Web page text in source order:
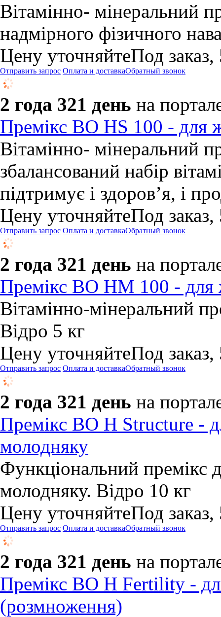
Вітамінно- мінеральний
надмірного фізичного
Цену уточняйтеПод
Отправить запрос Оплата и доставкаОбратный звонок
2 года 321 день на
Премікс BO HS 100 - для
Вітамінно- мінеральний
збалансований набір
підтримує і здоров’я, і
Цену уточняйтеПод
Отправить запрос Оплата и доставкаОбратный звонок
2 года 321 день на
Премікс BO HM 100 - для
Вітамінно-мінеральний
Відро 5 кг
Цену уточняйтеПод
Отправить запрос Оплата и доставкаОбратный звонок
2 года 321 день на
Премікс BO H Structure -
молодняку
Функціональний премікс
молодняку. Відро 10 кг
Цену уточняйтеПод
Отправить запрос Оплата и доставкаОбратный звонок
2 года 321 день на
Премікс BO H Fertility -
(розмноження)